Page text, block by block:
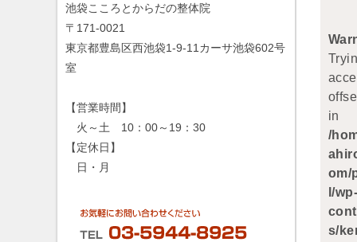
in
/
om/
l/wp-
s/
池袋こころとからだの整体院
〒171-0021
東京都豊島区西池袋1-9-11カーサ池袋602号
室
【営業時間】
火～土 10：00～19：30
【定休日】
日・月